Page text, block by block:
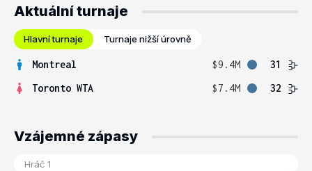
Aktuální turnaje
Hlavní turnaje Turnaje nižší úrovně
Montreal $9.4M
31
Toronto WTA
$7.4M 32
Vzájemné zápasy